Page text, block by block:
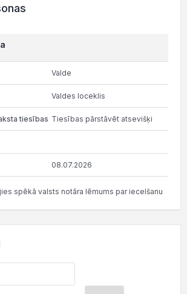
Valde
Valdes loceklis
Tiesības pārstāvēt atsevišķi
08.07.2026
spēkā valsts notāra lēmums par iecelšanu